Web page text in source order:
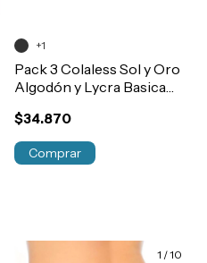
Pack 3 Colaless Sol y Oro
Algodón y Lycra Basica
$34.870
+1
Comprar
1 /10